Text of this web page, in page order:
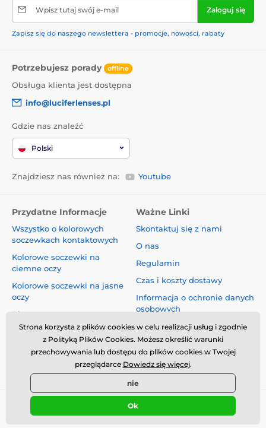
Wpisz tutaj swój e-mail Zaloguj się
Zapisz się do naszego newslettera - promocje, nowości, rabaty
Potrzebujesz porady offline
Obsługa klienta jest dostępna
info@luciferlenses.pl
Gdzie nas znaleźć
Polski
Znajdziesz nas również na: Youtube
Przydatne Informacje
Wszystko o kolorowych
soczewkach kontaktowych
Kolorowe soczewki na
ciemne oczy
Kolorowe soczewki na jasne
oczy
Blog
Ważne Linki
Skontaktuj się z nami
O nas
Regulamin
Czas i koszty dostawy
Informacja o ochronie danych
osobowych
Reklamacje i Odstąpienie od
Umowy
Bezpieczeństwo i jakość bez
kompromisów
© 2026 www.luciferlenses.pl ⦁ Utworzono e-sklep
Strona korzysta z plików cookies w celu realizacji usług i zgodnie
z Polityką Plików Cookies. Możesz określić warunki
przechowywania lub dostępu do plików cookies w Twojej
przeglądarce Dowiedz się więcej.
nie
Ok